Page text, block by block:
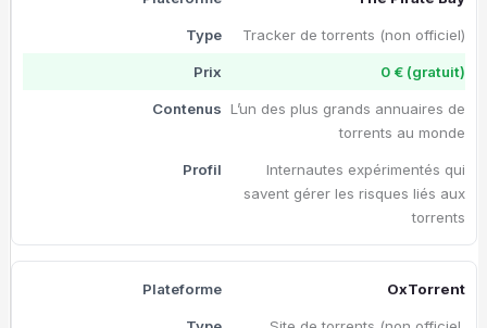
Tracker de torrents (non officiel)
0 € (gratuit)
L’un des plus grands annuaires de
torrents au monde
Internautes expérimentés qui
savent gérer les risques liés aux
torrents
OxTorrent